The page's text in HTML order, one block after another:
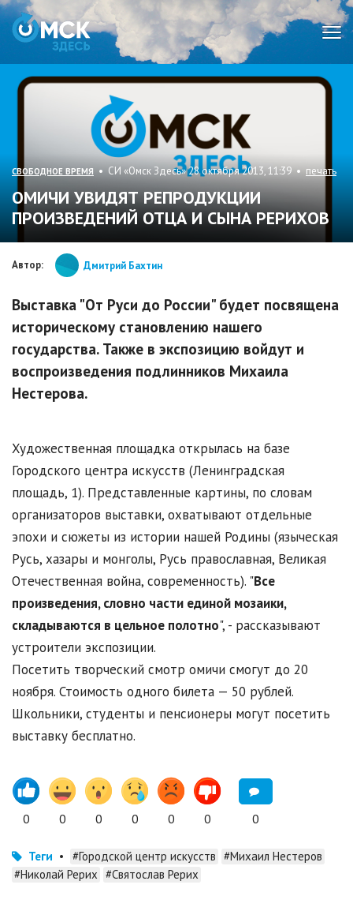
СВОБОДНОЕ ВРЕМЯ • СИ «Омск Здесь» 28 октября 2013, 11:39 • печать
ОМИЧИ УВИДЯТ РЕПРОДУКЦИИ
ПРОИЗВЕДЕНИЙ ОТЦА И СЫНА РЕРИХОВ
Автор: Дмитрий Бахтин
Выставка "От Руси до России" будет посвящена
историческому становлению нашего
государства. Также в экспозицию войдут и
воспроизведения подлинников Михаила
Нестерова.
Художественная площадка открылась на базе
Городского центра искусств (Ленинградская
площадь, 1). Представленные картины, по словам
организаторов выставки, охватывают отдельные
эпохи и сюжеты из истории нашей Родины (языческая
Русь, хазары и монголы, Русь православная, Великая
Отечественная война, современность). "Все
произведения, словно части единой мозаики,
складываются в цельное полотно", - рассказывают
устроители экспозиции.
Посетить творческий смотр омичи смогут до 20
ноября. Стоимость одного билета — 50 рублей.
Школьники, студенты и пенсионеры могут посетить
выставку бесплатно.
0 0 0 0 0 0 0
Теги • #Городской центр искусств #Михаил Нестеров
#Николай Рерих #Святослав Рерих